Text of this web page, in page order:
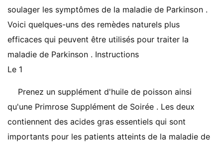
soulager les symptômes de la maladie de Parkinson .
Voici quelques-uns des remèdes naturels plus
efficaces qui peuvent être utilisés pour traiter la
maladie de Parkinson . Instructions
Le 1
Prenez un supplément d'huile de poisson ainsi
qu'une Primrose Supplément de Soirée . Les deux
contiennent des acides gras essentiels qui sont
importants pour les patients atteints de la maladie de